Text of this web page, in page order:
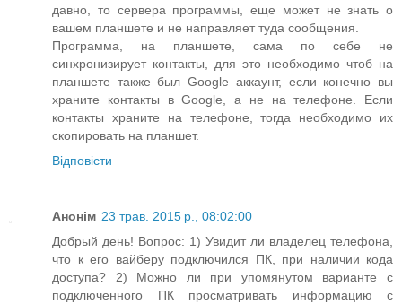
давно, то сервера программы, еще может не знать о
вашем планшете и не направляет туда сообщения.
Программа, на планшете, сама по себе не
синхронизирует контакты, для это необходимо чтоб на
планшете также был Google аккаунт, если конечно вы
храните контакты в Google, а не на телефоне. Если
контакты храните на телефоне, тогда необходимо их
скопировать на планшет.
Відповісти
Анонім 23 трав. 2015 р., 08:02:00
Добрый день! Вопрос: 1) Увидит ли владелец телефона,
что к его вайберу подключился ПК, при наличии кода
доступа? 2) Можно ли при упомянутом варианте с
подключенного ПК просматривать информацию с